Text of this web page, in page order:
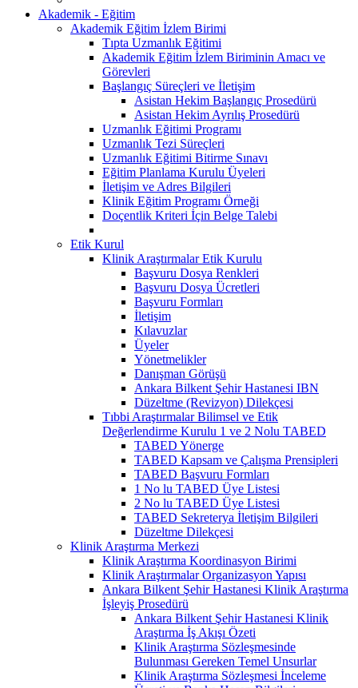
Akademik - Eğitim
Akademik Eğitim İzlem Birimi
Tıpta Uzmanlık Eğitimi
Akademik Eğitim İzlem Biriminin Amacı ve
Görevleri
Başlangıç Süreçleri ve İletişim
Asistan Hekim Başlangıç Prosedürü
Asistan Hekim Ayrılış Prosedürü
Uzmanlık Eğitimi Programı
Uzmanlık Tezi Süreçleri
Uzmanlık Eğitimi Bitirme Sınavı
Eğitim Planlama Kurulu Üyeleri
İletişim ve Adres Bilgileri
Klinik Eğitim Programı Örneği
Doçentlik Kriteri İçin Belge Talebi
Etik Kurul
Klinik Araştırmalar Etik Kurulu
Başvuru Dosya Renkleri
Başvuru Dosya Ücretleri
Başvuru Formları
İletişim
Kılavuzlar
Üyeler
Yönetmelikler
Danışman Görüşü
Ankara Bilkent Şehir Hastanesi IBN
Düzeltme (Revizyon) Dilekçesi
Tıbbi Araştırmalar Bilimsel ve Etik
Değerlendirme Kurulu 1 ve 2 Nolu TABED
TABED Yönerge
TABED Kapsam ve Çalışma Prensipleri
TABED Başvuru Formları
1 No lu TABED Üye Listesi
2 No lu TABED Üye Listesi
TABED Sekreterya İletişim Bilgileri
Düzeltme Dilekçesi
Klinik Araştırma Merkezi
Klinik Araştırma Koordinasyon Birimi
Klinik Araştırmalar Organizasyon Yapısı
Ankara Bilkent Şehir Hastanesi Klinik Araştırma
İşleyiş Prosedürü
Ankara Bilkent Şehir Hastanesi Klinik
Araştırma İş Akışı Özeti
Klinik Araştırma Sözleşmesinde
Bulunması Gereken Temel Unsurlar
Klinik Araştırma Sözleşmesi İnceleme